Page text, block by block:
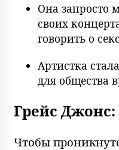
Она запросто
своих
говорить о
Артистка
для общества
Грейс
Чтобы